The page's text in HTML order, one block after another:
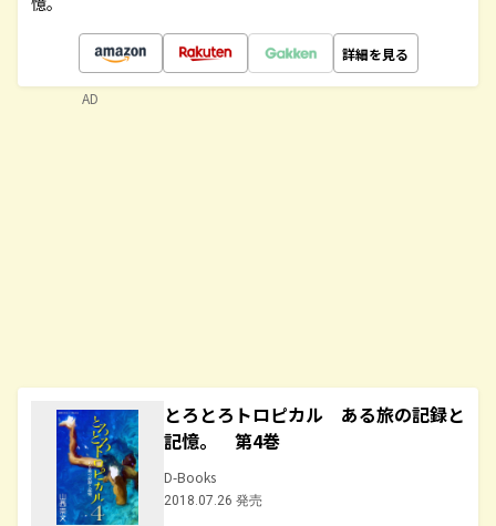
詳細を見る
とろとろトロピカル ある旅の記録と
記憶。 第4巻
D-Books
2018.07.26 発売
AD